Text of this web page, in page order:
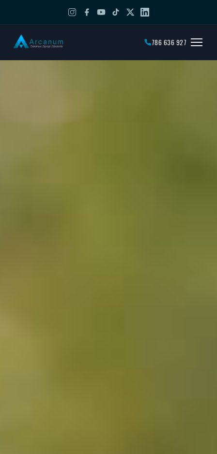
786 636 927